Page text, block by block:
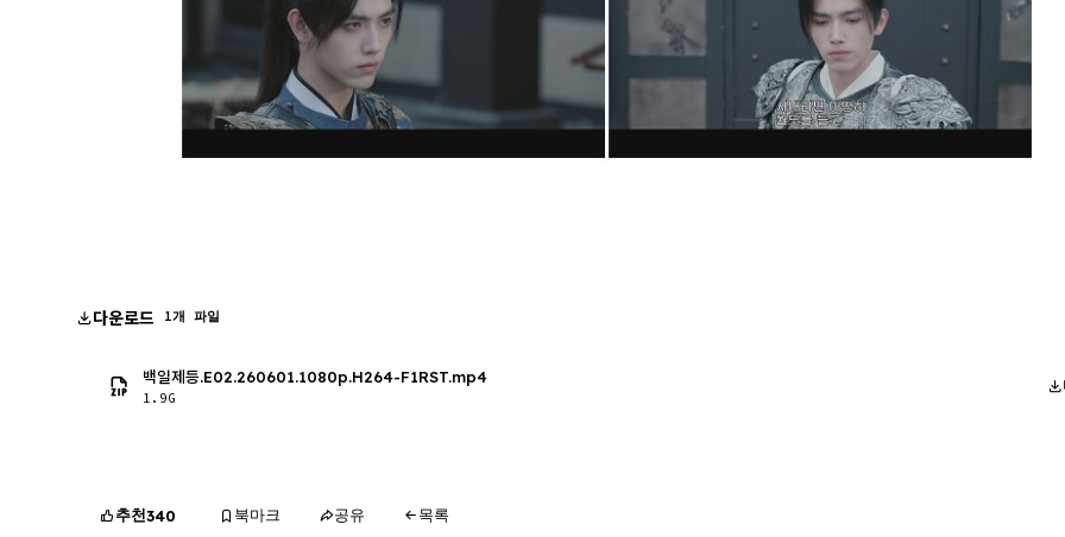
다운로드 1개 파일
백일제등.E02.260601.1080p.H264-F1RST.mp4
1.9G
추천340 북마크 공유 목록